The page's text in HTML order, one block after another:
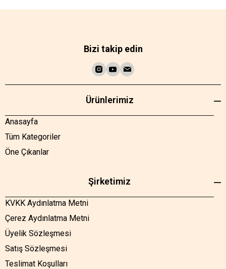
Bizi takip edin
Ürünlerimiz
Anasayfa
Tüm Kategoriler
Öne Çıkanlar
Şirketimiz
KVKK Aydınlatma Metni
Çerez Aydınlatma Metni
Üyelik Sözleşmesi
Satış Sözleşmesi
Teslimat Koşulları